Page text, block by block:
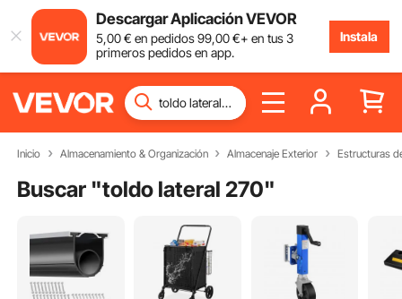
Descargar Aplicación VEVOR
5,00€ en pedidos99,00€+ en tus 3
primeros pedidos en app.
Instala
Inicio Almacenamiento & Organización Almacenaje Exterior Estructuras
Buscar "toldo lateral 270"